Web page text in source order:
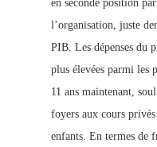
en seconde position
l’organisation, juste
PIB. Les dépenses du
plus élevées parmi les
11 ans maintenant,
foyers aux cours
enfants. En termes de